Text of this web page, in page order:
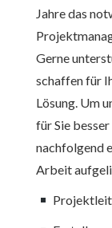
Jahre das
Gerne
schaffen für
Lösung. Um
für Sie
nachfolgend
Arbeit